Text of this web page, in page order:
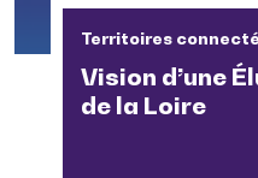
Territoires
Vision d’une
de la Loire